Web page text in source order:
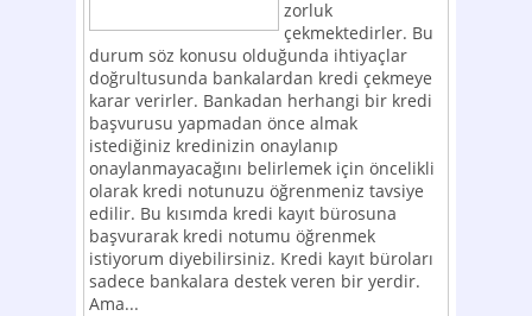
zorluk
çekmektedirler. Bu
durum söz konusu olduğunda ihtiyaçlar
doğrultusunda bankalardan kredi çekmeye
karar verirler. Bankadan herhangi bir kredi
başvurusu yapmadan önce almak
istediğiniz kredinizin onaylanıp
onaylanmayacağını belirlemek için öncelikli
olarak kredi notunuzu öğrenmeniz tavsiye
edilir. Bu kısımda kredi kayıt bürosuna
başvurarak kredi notumu öğrenmek
istiyorum diyebilirsiniz. Kredi kayıt büroları
sadece bankalara destek veren bir yerdir.
Ama...